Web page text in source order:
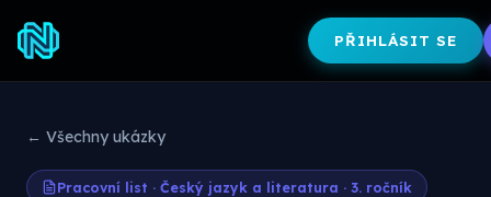
PŘIHLÁSIT SE
← Všechny ukázky
Pracovní list · Český jazyk a literatura · 3. ročník